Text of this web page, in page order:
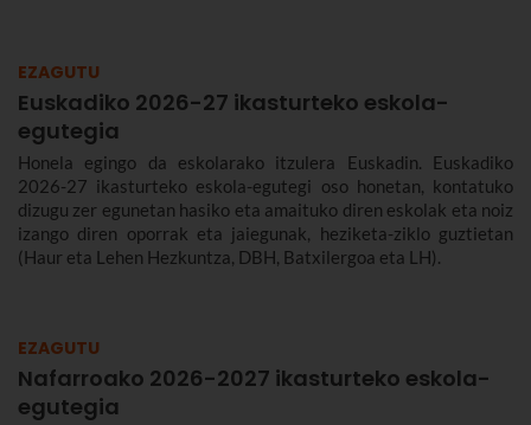
EZAGUTU
Euskadiko 2026-27 ikasturteko eskola-
egutegia
Honela egingo da eskolarako itzulera Euskadin. Euskadiko
2026-27 ikasturteko eskola-egutegi oso honetan, kontatuko
dizugu zer egunetan hasiko eta amaituko diren eskolak eta noiz
izango diren oporrak eta jaiegunak, heziketa-ziklo guztietan
(Haur eta Lehen Hezkuntza, DBH, Batxilergoa eta LH).
EZAGUTU
Nafarroako 2026-2027 ikasturteko eskola-
egutegia